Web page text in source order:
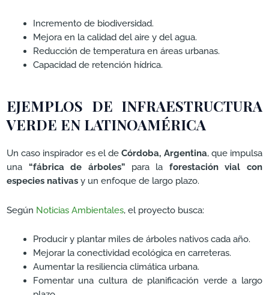
Incremento de biodiversidad.
Mejora en la calidad del aire y del agua.
Reducción de temperatura en áreas urbanas.
Capacidad de retención hídrica.
EJEMPLOS DE INFRAESTRUCTURA
VERDE EN LATINOAMÉRICA
Un caso inspirador es el deCórdoba, Argentina, que impulsa
una “fábrica de árboles”para la forestación vial con
especies nativas y un enfoque de largo plazo.
Según Noticias Ambientales, el proyecto busca:
Producir y plantar miles de árboles nativos cada año.
Mejorar la conectividad ecológica en carreteras.
Aumentar la resiliencia climática urbana.
Fomentar una cultura de planificación verde a largo